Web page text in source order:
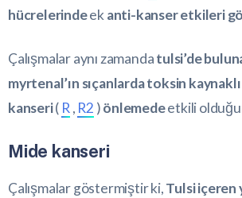
hücrelerindeek anti-kanser etkileri
Çalışmalar aynı zamandatulsi’de
myrtenal’ın sıçanlarda toksin
kanseri( R , R2 )önlemedeetkili
Mide kanseri
Çalışmalar göstermiştir ki,Tulsi içeren